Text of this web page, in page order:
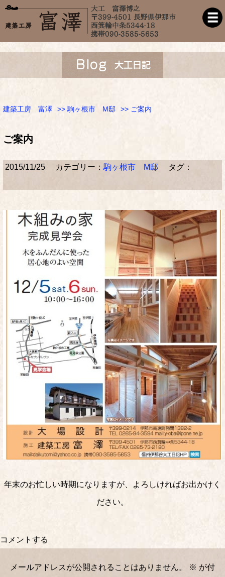
建築工房 富澤 >> 駒ヶ根市 M邸 >> ご案内
ご案内
2015/11/25 カテゴリー： 駒ヶ根市 M邸 タグ：
年末のお忙しい時期になりますが、よろしければお出かけく
ださい。
コメントする
メールアドレスが公開されることはありません。 ※ が付